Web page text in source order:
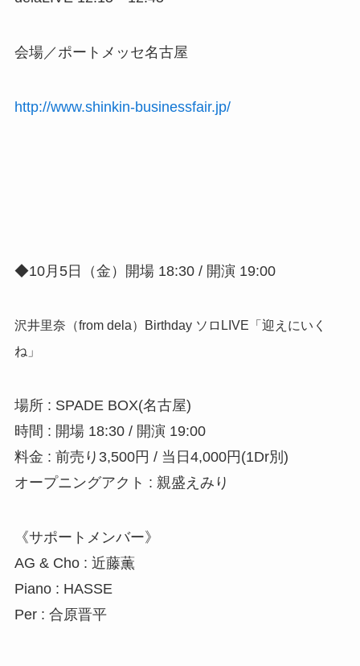
会場／ポートメッセ名古屋
http://www.shinkin-businessfair.jp/
◆10月5日（金）開場 18:30 / 開演 19:00
沢井里奈（from dela）Birthday ソロLIVE「迎えにいく
ね」
場所 : SPADE BOX(名古屋)
時間 : 開場 18:30 / 開演 19:00
料金 : 前売り3,500円 / 当日4,000円(1Dr別)
オープニングアクト : 親盛えみり
《サポートメンバー》
AG & Cho : 近藤薫
Piano : HASSE
Per : 合原晋平